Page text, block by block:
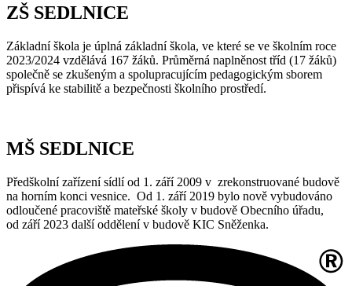
ZŠ SEDLNICE
Základní škola je úplná základní škola, ve které se ve školním roce
2023/2024 vzdělává 167 žáků. Průměrná naplněnost tříd (17 žáků)
společně se zkušeným a spolupracujícím pedagogickým sborem
přispívá ke stabilitě a bezpečnosti školního prostředí.
MŠ SEDLNICE
Předškolní zařízení sídlí od 1. září 2009 v zrekonstruované budově
na horním konci vesnice. Od 1. září 2019 bylo nově vybudováno
odloučené pracoviště mateřské školy v budově Obecního úřadu,
od září 2023 další oddělení v budově KIC Sněženka.